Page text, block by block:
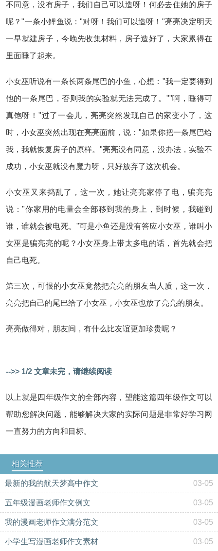
不同意，没有房子，我们自己可以造呀！何必去住她的房子
呢？"一条小鲤鱼说："对呀！我们可以造呀！"亮亮决定明天
一早就建房子，今晚先收集材料，房子造好了，大家累得在
里面睡了起来。
小女巫听说有一条长两条尾巴的小鱼，心想："我一定要得到
他的一条尾巴，否则我的实验就无法完成了。""啊，睡得可
真饱呀！"过了一会儿，亮亮突然发现自己的家变小了，这
时，小女巫突然出现在亮亮面前，说："如果你把一条尾巴给
我，我就恢复房子的原样。"亮亮没有同意，没办法，实验不
成功，小女巫就没有魔力呀，只好放弃了这次机会。
小女巫又来捣乱了，这一次，她让亮亮家停了电，骗亮亮
说："你家用的电量会全部移到我的身上，到时候，我碰到
谁，谁就会被电死。"可是小鱼还是没有答应小女巫，谁叫小
女巫是骗亮亮的呢？小女巫身上带太多电的话，首先就会把
自己电死。
第三次，可恨的小女巫竟然把亮亮的朋友当人质，这一次，
亮亮把自己的尾巴给了小女巫，小女巫也放了亮亮的朋友。
亮亮做得对，朋友间，有什么比友谊更加珍贵呢？
-->> 1/2 文章未完，请继续阅读
以上就是四年级作文的全部内容，望能这篇四年级作文可以
帮助您解决问题，能够解决大家的实际问题是非常好学习网
一直努力的方向和目标。
相关推荐
最新的我的航天梦高中作文 03-05
五年级漫画老师作文例文 03-05
我的漫画老师作文满分范文 03-05
小学生写漫画老师作文素材 03-05